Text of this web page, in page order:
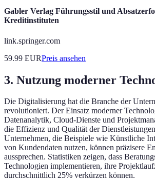
Gabler Verlag Führungsstil und
Kreditinstituten
link.springer.com
59.99 EURPreis ansehen
3. Nutzung moderner
Die Digitalisierung hat die Branche der
revolutioniert. Der Einsatz moderner
Datenanalytik, Cloud-Dienste und
die Effizienz und Qualität der
Unternehmen, die Beispiele wie Künstliche
von Kundendaten nutzen, können präzisere
aussprechen. Statistiken zeigen, dass
Technologien implementieren, ihre
durchschnittlich 25% verkürzen können.